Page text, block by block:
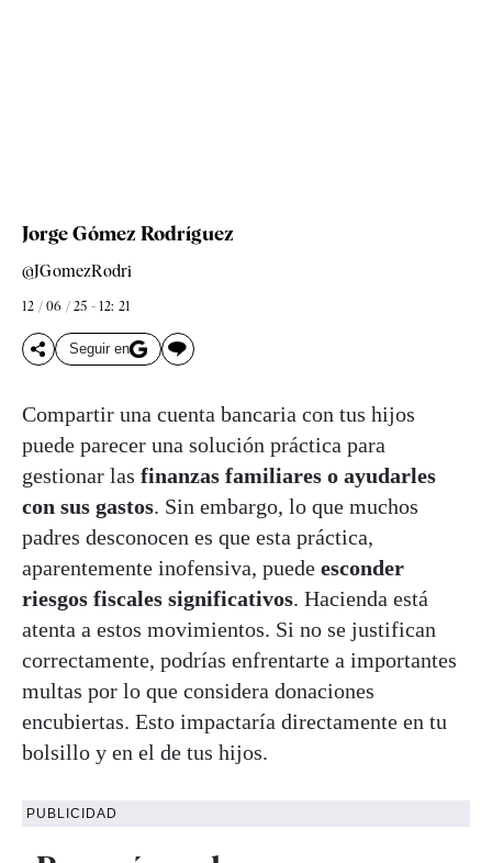
Jorge Gómez Rodríguez
@JGomezRodri
12 / 06 / 25 - 12: 21
Seguir en
Compartir una cuenta bancaria con tus hijos
puede parecer una solución práctica para
gestionar las finanzas familiares o ayudarles
con sus gastos. Sin embargo, lo que muchos
padres desconocen es que esta práctica,
aparentemente inofensiva, puede esconder
riesgos fiscales significativos. Hacienda está
atenta a estos movimientos. Si no se justifican
correctamente, podrías enfrentarte a importantes
multas por lo que considera donaciones
encubiertas. Esto impactaría directamente en tu
bolsillo y en el de tus hijos.
PUBLICIDAD